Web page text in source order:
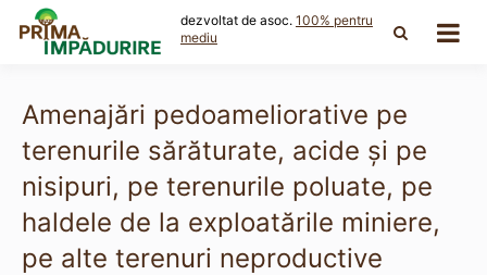
content
dezvoltat de asoc. 100% pentru
mediu
Amenajări pedoameliorative pe
terenurile sărăturate, acide şi pe
nisipuri, pe terenurile poluate, pe
haldele de la exploatările miniere,
pe alte terenuri neproductive